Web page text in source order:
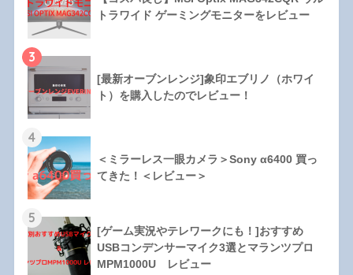
トラワイド ゲーミングモニターをレビュー
3
[最新オーブンレンジ]象印エブリノ（ホワイ
ト）を購入したのでレビュー！
4
＜ミラーレス一眼カメラ＞Sony α6400 買っ
てきた！＜レビュー＞
5
[ゲーム実況やテレワークにも！]おすすめ
USBコンデンサーマイク3選とマランツプロ
MPM1000U レビュー